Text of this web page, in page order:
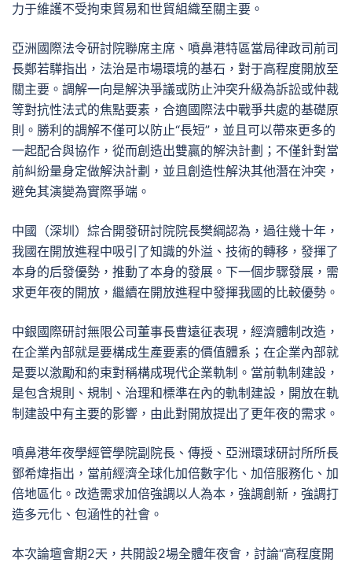
力于維護不受拘束貿易和世貿組織至關主要。
亞洲國際法令研討院聯席主席、噴鼻港特區當局律政司前司
長鄭若驊指出，法治是市場環境的基石，對于高程度開放至
關主要。調解一向是解決爭議或防止沖突升級為訴訟或仲裁
等對抗性法式的焦點要素，合適國際法中戰爭共處的基礎原
則。勝利的調解不僅可以防止“長短”，並且可以帶來更多的
一起配合與協作，從而創造出雙贏的解決計劃；不僅針對當
前糾紛量身定做解決計劃，並且創造性解決其他潛在沖突，
避免其演變為實際爭端。
中國（深圳）綜合開發研討院院長樊綱認為，過往幾十年，
我國在開放進程中吸引了知識的外溢、技術的轉移，發揮了
本身的后發優勢，推動了本身的發展。下一個步驟發展，需
求更年夜的開放，繼續在開放進程中發揮我國的比較優勢。
中銀國際研討無限公司董事長曹遠征表現，經濟體制改造，
在企業內部就是要構成生產要素的價值體系；在企業內部就
是要以激勵和約束對稱構成現代企業軌制。當前軌制建設，
是包含規則、規制、治理和標準在內的軌制建設，開放在軌
制建設中有主要的影響，由此對開放提出了更年夜的需求。
噴鼻港年夜學經管學院副院長、傳授、亞洲環球研討所所長
鄧希煒指出，當前經濟全球化加倍數字化、加倍服務化、加
倍地區化。改造需求加倍強調以人為本，強調創新，強調打
造多元化、包涵性的社會。
本次論壇會期2天，共開設2場全體年夜會，討論“高程度開